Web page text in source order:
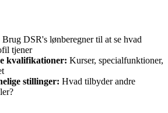
Brug DSR's lønberegner til at se hvad
tjener
kvalifikationer: Kurser, specialfunktioner,
stillinger: Hvad tilbyder andre